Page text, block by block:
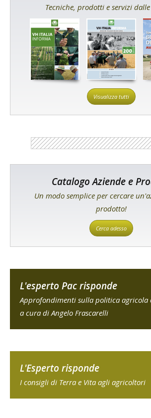
Tecniche, prodotti e servizi
Visualizza tutti
Catalogo Aziende e
Un modo semplice per cercare
prodotto!
Cerca adesso
L'esperto Pac risponde
Approfondimenti sulla politica agricola
a cura di Angelo Frascarelli
L'Esperto risponde
I consigli di Terra e Vita agli agricoltori